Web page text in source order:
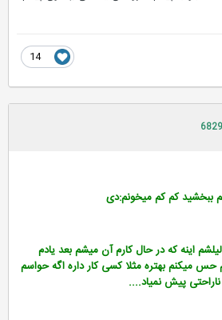
کم کم میخونم:دی
اینه که در حال کارم آن میشم بعد یادم
میکنم بهتره مثلا کسی کار داره اگه حواسم
پیش نمیاد....